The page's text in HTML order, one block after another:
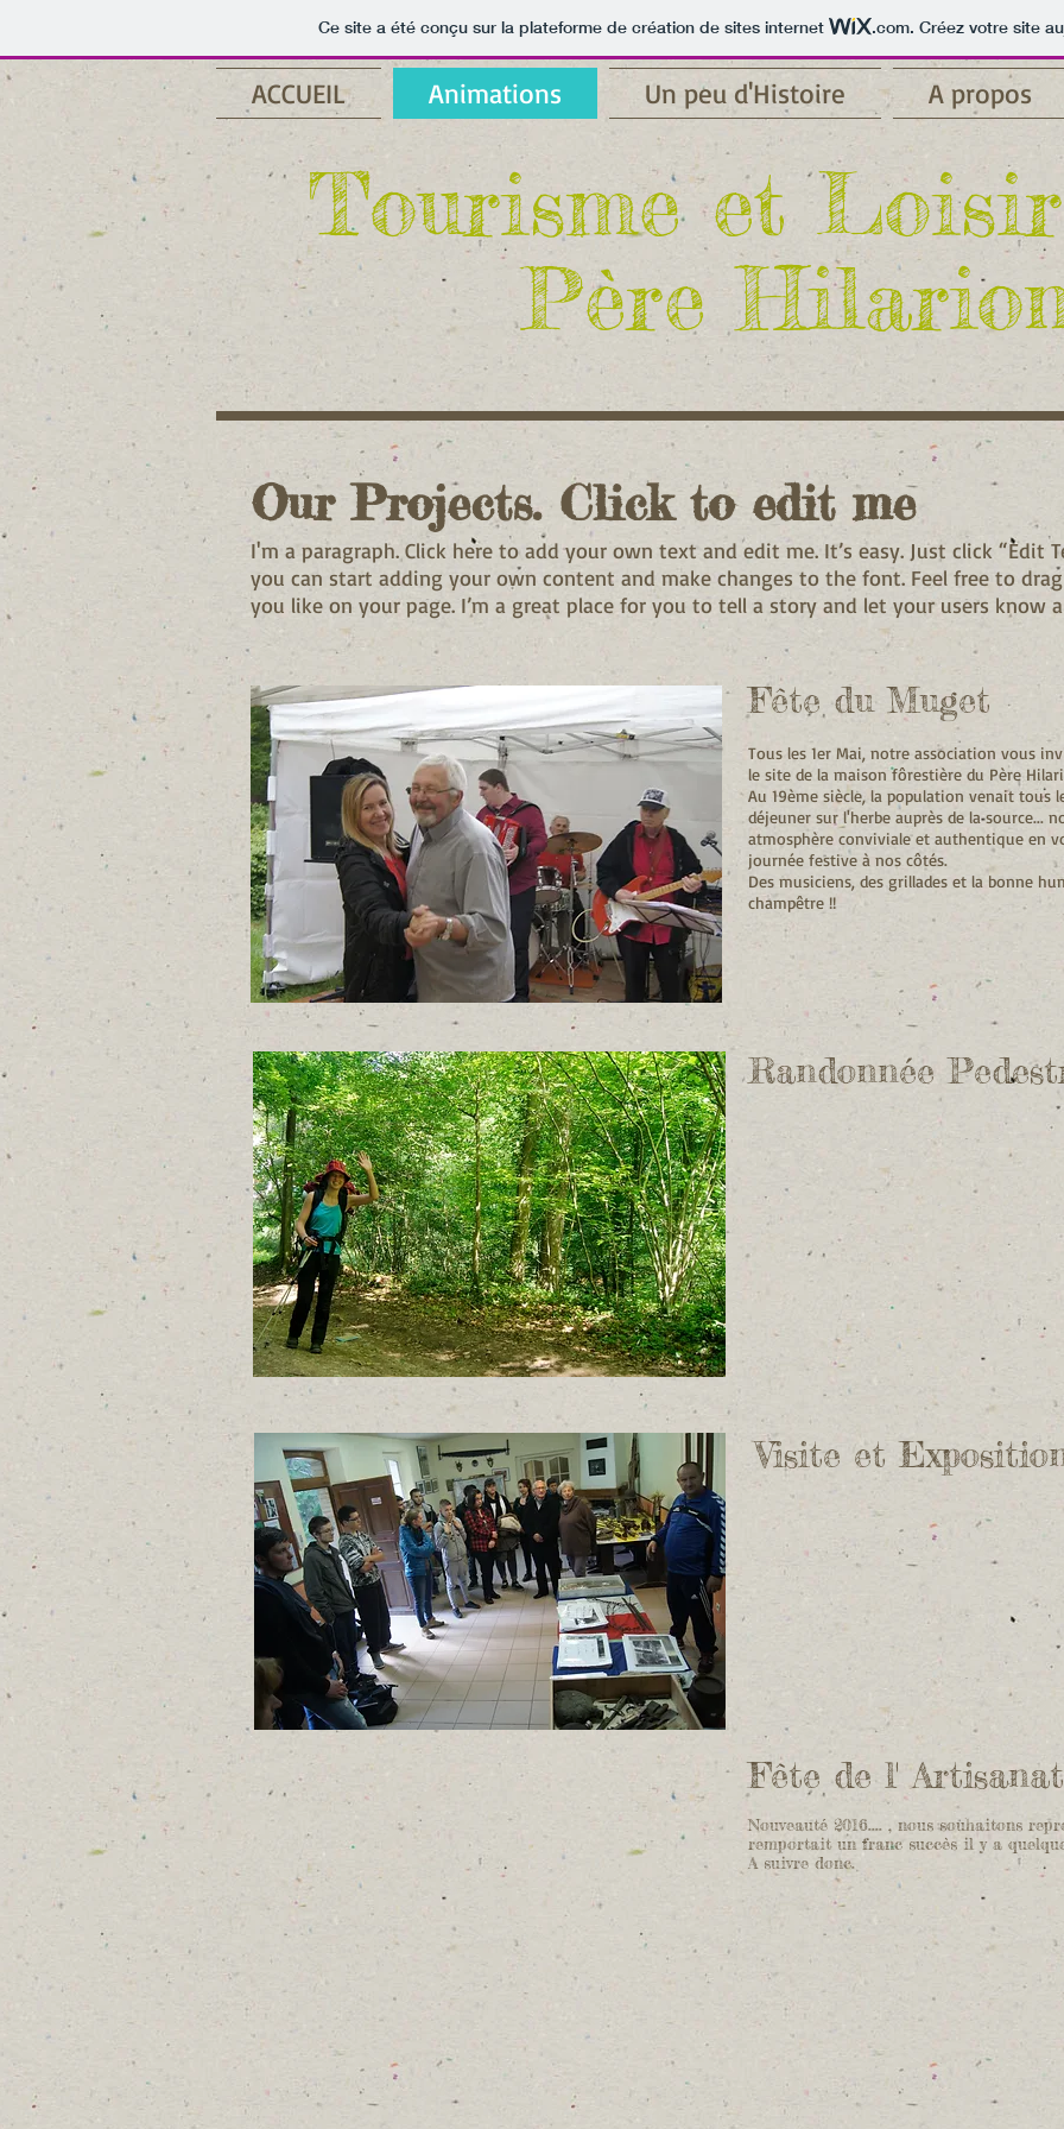
Ce site a été conçu sur la plateforme de création de sites internet .com. Créez votre site
ACCUEIL Animations Un peu d'Histoire A propos
Tourisme et
Père
Our Projects. Click to edit me
I'm a paragraph. Click here to add your own text and edit me. It’s easy. Just click “Edit
you can start adding your own content and make changes to the font. Feel free to
you like on your page. I’m a great place for you to tell a story and let your users know
Fête du Muget
Tous les 1er Mai, notre association vous
le site de la maison fôrestière du Père
Au 19ème siècle, la population venait tous
déjeuner sur l'herbe auprès de la source...
atmosphère conviviale et authentique en
journée festive à nos côtés.
Des musiciens, des grillades et la bonne
champêtre !!
Randonnée
Visite et
Fête de l'
Nouveauté 2016.... , nous souhaitons
remportait un franc succès il y a
A suivre donc.